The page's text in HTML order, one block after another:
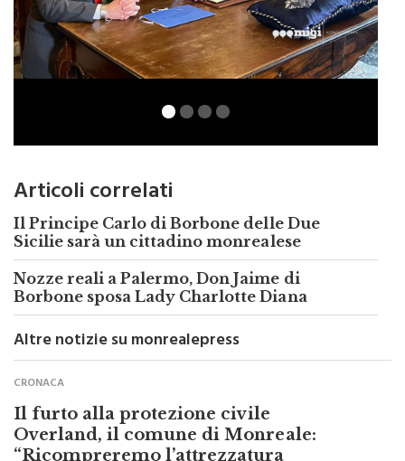
Il Principe Carlo di Borbone delle Due
Sicilie sarà un cittadino monrealese
Borbone sposa Lady Charlotte Diana
Altre notizie su monrealepress
CRONACA
Il furto alla protezione civile
Overland, il comune di Monreale:
“Ricompreremo l’attrezzatura
rubata”